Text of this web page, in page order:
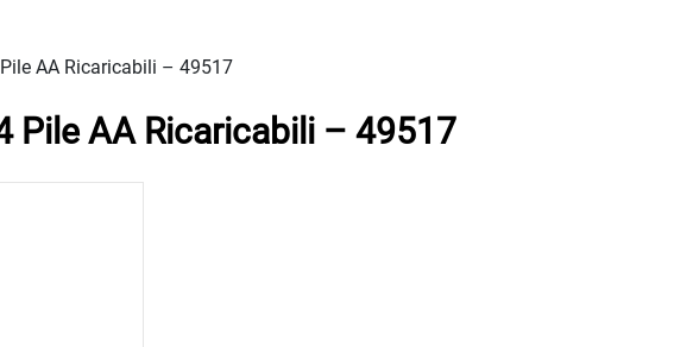
AA Ricaricabili – 49517
Pile AA Ricaricabili – 49517